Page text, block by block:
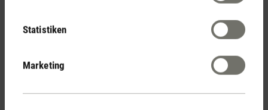
Statistiken
Marketing
Mangelnde oder fehlerhafte Gebäude-Isolierung
Konstant optimale Raumtemperatur sicherstellen